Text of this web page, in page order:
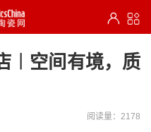
︱空间有境，质
阅读量：2178